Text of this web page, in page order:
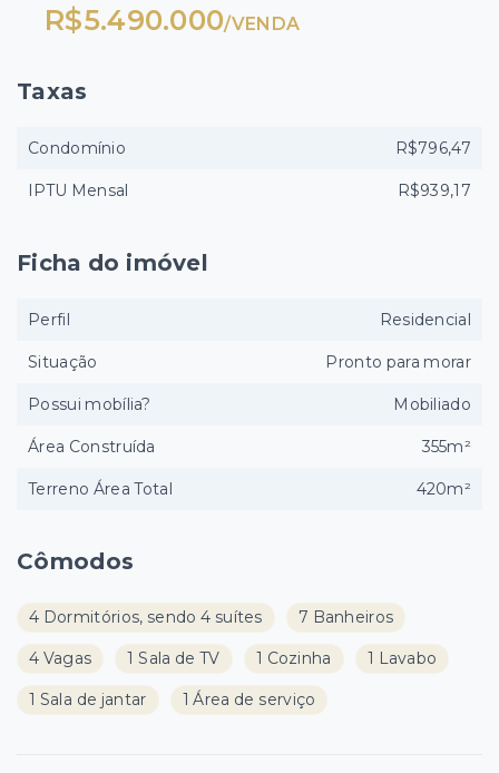
R$5.490.000/VENDA
Cômodos
4 Dormitórios, sendo 4 suítes 7 Banheiros
4 Vagas 1 Sala de TV 1 Cozinha 1 Lavabo
1 Sala de jantar 1 Área de serviço
Taxas
Condomínio R$796,47
IPTU Mensal R$939,17
Ficha do imóvel
Perfil Residencial
Situação Pronto para morar
Possui mobília? Mobiliado
Área Construída 355m²
Terreno Área Total 420m²